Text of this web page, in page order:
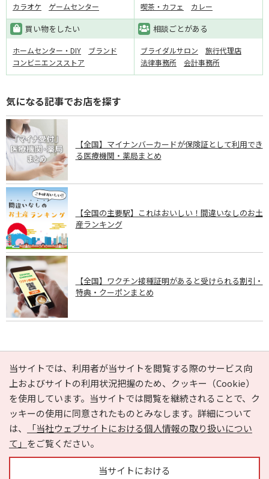
カラオケ
ゲームセンター
喫茶・カフェ
カレー
買い物をしたい
ホームセンター・DIY
ブランド
コンビニエンスストア
相談ごとがある
ブライダルサロン
旅行代理店
法律事務所
会計事務所
気になる記事でお店を探す
【全国】マイナンバーカードが保険証として利用でき
る医療機関・薬局まとめ
【全国の主要駅】これはおいしい！間違いなしのお土
産ランキング
【全国】ワクチン接種証明があると受けられる割引・
特典・クーポンまとめ
PAGE TOP
当サイトでは、利用者が当サイトを閲覧する際のサービス向
上およびサイトの利用状況把握のため、クッキー（Cookie）
を使用しています。当サイトでは閲覧を継続されることで、ク
ッキーの使用に同意されたものとみなします。詳細について
は、
「当社ウェブサイトにおける個人情報の取り扱いについ
て」 をご覧ください。
当サイトにおける
e-NAVITA（イーナビタ）とは？ お気に入り
ヘルプ
利用規約
個人情報の取り扱いについて
運営会社
サイトマップ
広告掲載に関するお問い合わせ